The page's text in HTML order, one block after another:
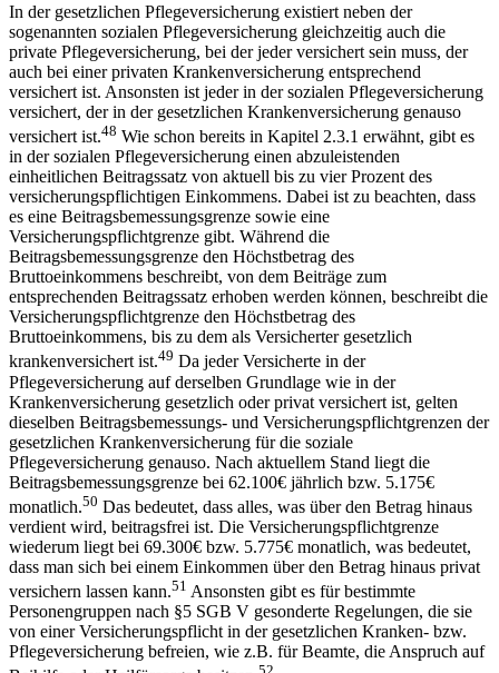
In der gesetzlichen Pflegeversicherung existiert neben der
sogenannten sozialen Pflegeversicherung gleichzeitig auch die
private Pflegeversicherung, bei der jeder versichert sein muss, der
auch bei einer privaten Krankenversicherung entsprechend
versichert ist. Ansonsten ist jeder in der sozialen Pflegeversicherung
versichert, der in der gesetzlichen Krankenversicherung genauso
versichert ist.48 Wie schon bereits in Kapitel 2.3.1 erwähnt, gibt es
in der sozialen Pflegeversicherung einen abzuleistenden
einheitlichen Beitragssatz von aktuell bis zu vier Prozent des
versicherungspflichtigen Einkommens. Dabei ist zu beachten, dass
es eine Beitragsbemessungsgrenze sowie eine
Versicherungspflichtgrenze gibt. Während die
Beitragsbemessungsgrenze den Höchstbetrag des
Bruttoeinkommens beschreibt, von dem Beiträge zum
entsprechenden Beitragssatz erhoben werden können, beschreibt die
Versicherungspflichtgrenze den Höchstbetrag des
Bruttoeinkommens, bis zu dem als Versicherter gesetzlich
krankenversichert ist.49 Da jeder Versicherte in der
Pflegeversicherung auf derselben Grundlage wie in der
Krankenversicherung gesetzlich oder privat versichert ist, gelten
dieselben Beitragsbemessungs- und Versicherungspflichtgrenzen der
gesetzlichen Krankenversicherung für die soziale
Pflegeversicherung genauso. Nach aktuellem Stand liegt die
Beitragsbemessungsgrenze bei 62.100€ jährlich bzw. 5.175€
monatlich.50 Das bedeutet, dass alles, was über den Betrag hinaus
verdient wird, beitragsfrei ist. Die Versicherungspflichtgrenze
wiederum liegt bei 69.300€ bzw. 5.775€ monatlich, was bedeutet,
dass man sich bei einem Einkommen über den Betrag hinaus privat
versichern lassen kann.51 Ansonsten gibt es für bestimmte
Personengruppen nach §5 SGB V gesonderte Regelungen, die sie
von einer Versicherungspflicht in der gesetzlichen Kranken- bzw.
Pflegeversicherung befreien, wie z.B. für Beamte, die Anspruch auf